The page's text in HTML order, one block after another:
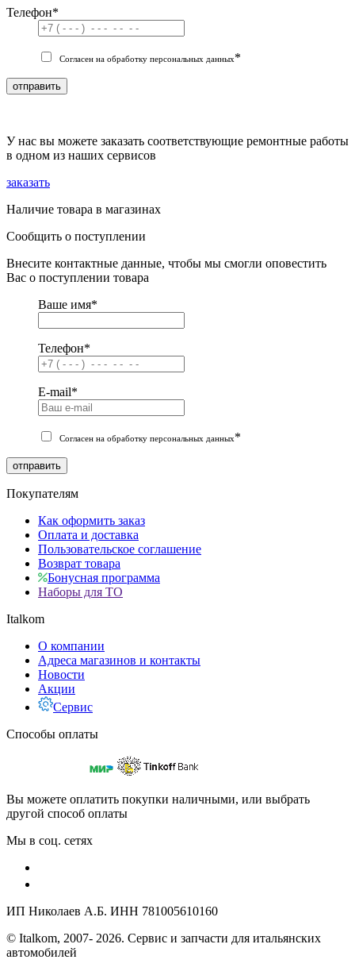
Телефон*
Согласен на обработку персональных данных*
отправить
У нас вы можете заказать соответствующие ремонтные работы
в одном из наших сервисов
заказать
Наличие товара в магазинах
Сообщить о поступлении
Внесите контактные данные, чтобы мы смогли оповестить
Вас о поступлении товара
Ваше имя*
Телефон*
E-mail*
Согласен на обработку персональных данных*
отправить
Покупателям
Как оформить заказ
Оплата и доставка
Пользовательское соглашение
Возврат товара
Бонусная программа
Наборы для ТО
Italkom
О компании
Адреса магазинов и контакты
Новости
Акции
Сервис
Способы оплаты
Вы можете оплатить покупки наличными, или выбрать
другой способ оплаты
Мы в соц. сетях
ИП Николаев А.Б. ИНН 781005610160
© Italkom, 2007- 2026. Сервис и запчасти для итальянских
автомобилей